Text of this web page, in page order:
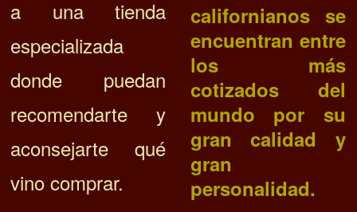
a una tienda
especializada
donde puedan
recomendarte y
aconsejarte qué
vino comprar.
californianos se
encuentran entre
los más
cotizados del
mundo por su
gran calidad y
gran
personalidad.